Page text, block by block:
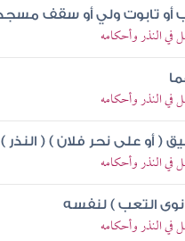
أو تابوت ولي أو سقف
في النذر وأحكامه
في النذر وأحكامه
( أو على نحر فلان ) ( النذر )
في النذر وأحكامه
التعب ) لنفسه
في النذر وأحكامه